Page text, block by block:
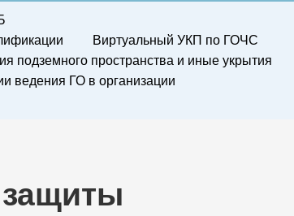
Виртуальный УКП по ГОЧС
подземного пространства и иные укрытия
ведения ГО в организации